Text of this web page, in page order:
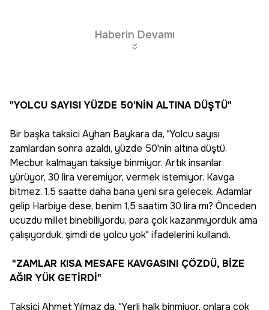
Haberin Devamı
"YOLCU SAYISI YÜZDE 50'NİN ALTINA DÜŞTÜ"
Bir başka taksici Ayhan Baykara da, "Yolcu sayısı
zamlardan sonra azaldı, yüzde 50'nin altına düştü.
Mecbur kalmayan taksiye binmiyor. Artık insanlar
yürüyor, 30 lira veremiyor, vermek istemiyor. Kavga
bitmez. 1,5 saatte daha bana yeni sıra gelecek. Adamlar
gelip Harbiye dese, benim 1,5 saatim 30 lira mı? Önceden
ucuzdu millet binebiliyordu, para çok kazanmıyorduk ama
çalışıyorduk, şimdi de yolcu yok" ifadelerini kullandı.
"ZAMLAR KISA MESAFE KAVGASINI ÇÖZDÜ, BİZE
AĞIR YÜK GETİRDİ"
Taksici Ahmet Yılmaz da, "Yerli halk binmiyor, onlara çok